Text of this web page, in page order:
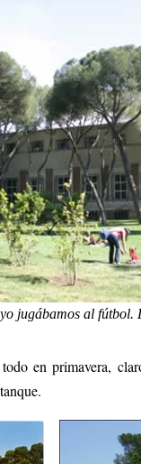
jugábamos al
en primavera,